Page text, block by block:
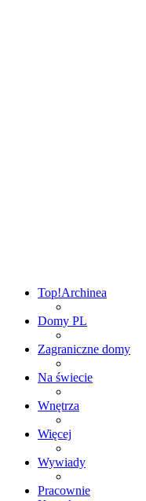
Top!Archinea
Domy PL
Zagraniczne domy
Na świecie
Wnętrza
Więcej
Wywiady
Pracownie